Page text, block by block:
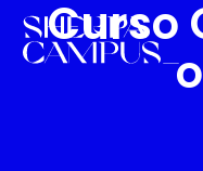
Curso